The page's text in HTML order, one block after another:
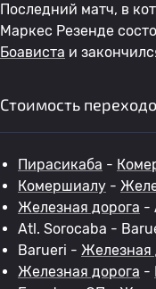
Последний матч, в
Маркес Резенде
Боависта и
Стоимость
Пирасикаба -
Комершиалу -
Железная дорога -
Atl. Sorocaba -
Barueri - Железная
Железная дорога -